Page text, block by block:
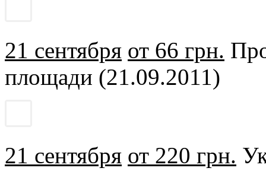
21 сентября от 66 грн.
площади (21.09.2011)
21 сентября от 220 грн.